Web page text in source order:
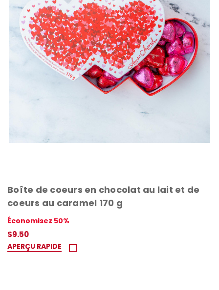
Boîte de coeurs en chocolat au lait et de
coeurs au caramel 170 g
Économisez 50%
$9.50
APERÇU RAPIDE